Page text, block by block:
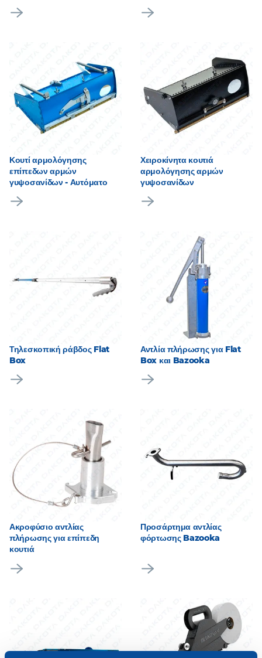
Κουτί αρμολόγησης
επίπεδων αρμών
γυψοσανίδων - Αυτόματο
Χειροκίνητα κουτιά
αρμολόγησης αρμών
γυψοσανίδων
Τηλεσκοπική ράβδος Flat
Box
Αντλία πλήρωσης για Flat
Box και Bazooka
Ακροφύσιο αντλίας
πλήρωσης για επίπεδη
κουτιά
Προσάρτημα αντλίας
φόρτωσης Bazooka